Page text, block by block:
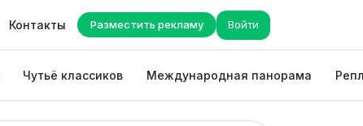
Контакты Разместить рекламу Войти
Чутьё классиков Международная панорама